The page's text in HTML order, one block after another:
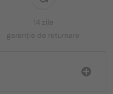
14 zile
garanție de returnare